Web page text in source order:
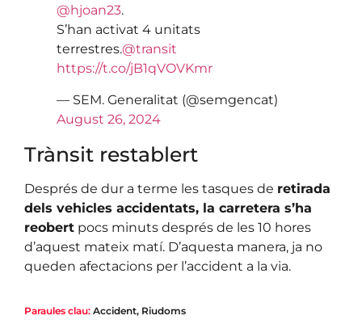
@hjoan23.
S’han activat 4 unitats
terrestres.@transit
https://t.co/jB1qVOVKmr
— SEM. Generalitat (@semgencat)
August 26, 2024
Trànsit restablert
Després de dur a terme les tasques de retirada
dels vehicles accidentats, la carretera s’ha
reobert pocs minuts després de les 10 hores
d’aquest mateix matí. D’aquesta manera, ja no
queden afectacions per l’accident a la via.
Paraules clau: Accident, Riudoms